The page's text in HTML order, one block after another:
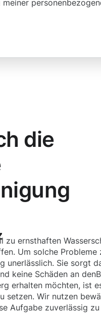
die
zu ernsthaften
Um solche Probleme
unerlässlich. Sie sorgt
keine Schäden an
erhalten möchten, ist
setzen. Wir nutzen
Aufgabe zuverlässig